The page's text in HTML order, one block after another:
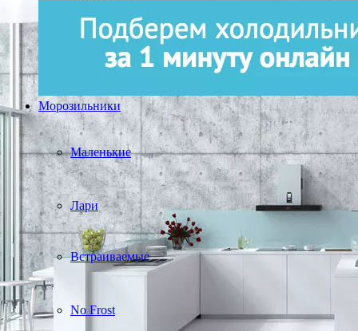
Морозильники
Маленькие
Лари
Встраиваемые
No Frost